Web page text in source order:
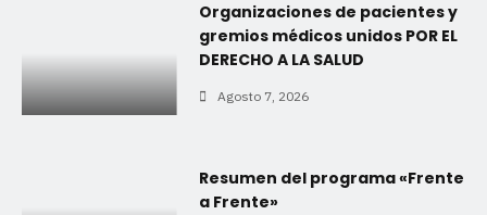
Organizaciones de pacientes y
gremios médicos unidos POR EL
DERECHO A LA SALUD
Agosto 7, 2026
Resumen del programa «Frente
a Frente»